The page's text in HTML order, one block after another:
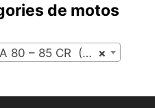
de motos
×
80 – 85 CR (56)